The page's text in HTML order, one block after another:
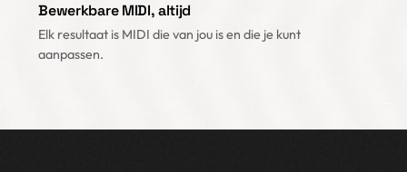
Bewerkbare MIDI, altijd
Elk resultaat is MIDI die van jou is en die je kunt
aanpassen.